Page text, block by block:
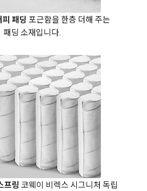
패딩 포근함을 한층 더해 주는
패딩 소재입니다.
프링 코웨이 비렉스 시그니처 독립